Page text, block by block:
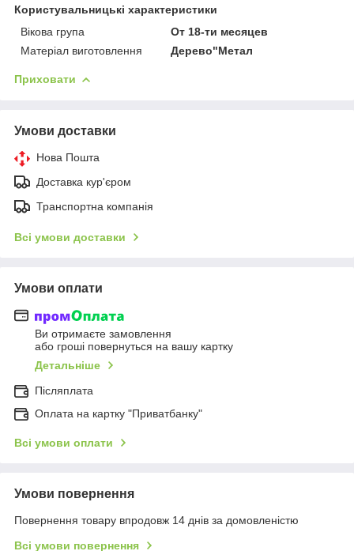
Користувальницькі характеристики
Вікова група
От 18-ти месяцев
Матеріал виготовлення
Дерево"Метал
Приховати
Умови доставки
Нова Пошта
Доставка кур'єром
Транспортна компанія
Всі умови доставки
Умови оплати
Ви отримаєте замовлення
або гроші повернуться на вашу картку
Детальніше
Післяплата
Оплата на картку "Приватбанку"
Всі умови оплати
Умови повернення
Повернення товару впродовж 14 днів за домовленістю
Всі умови повернення